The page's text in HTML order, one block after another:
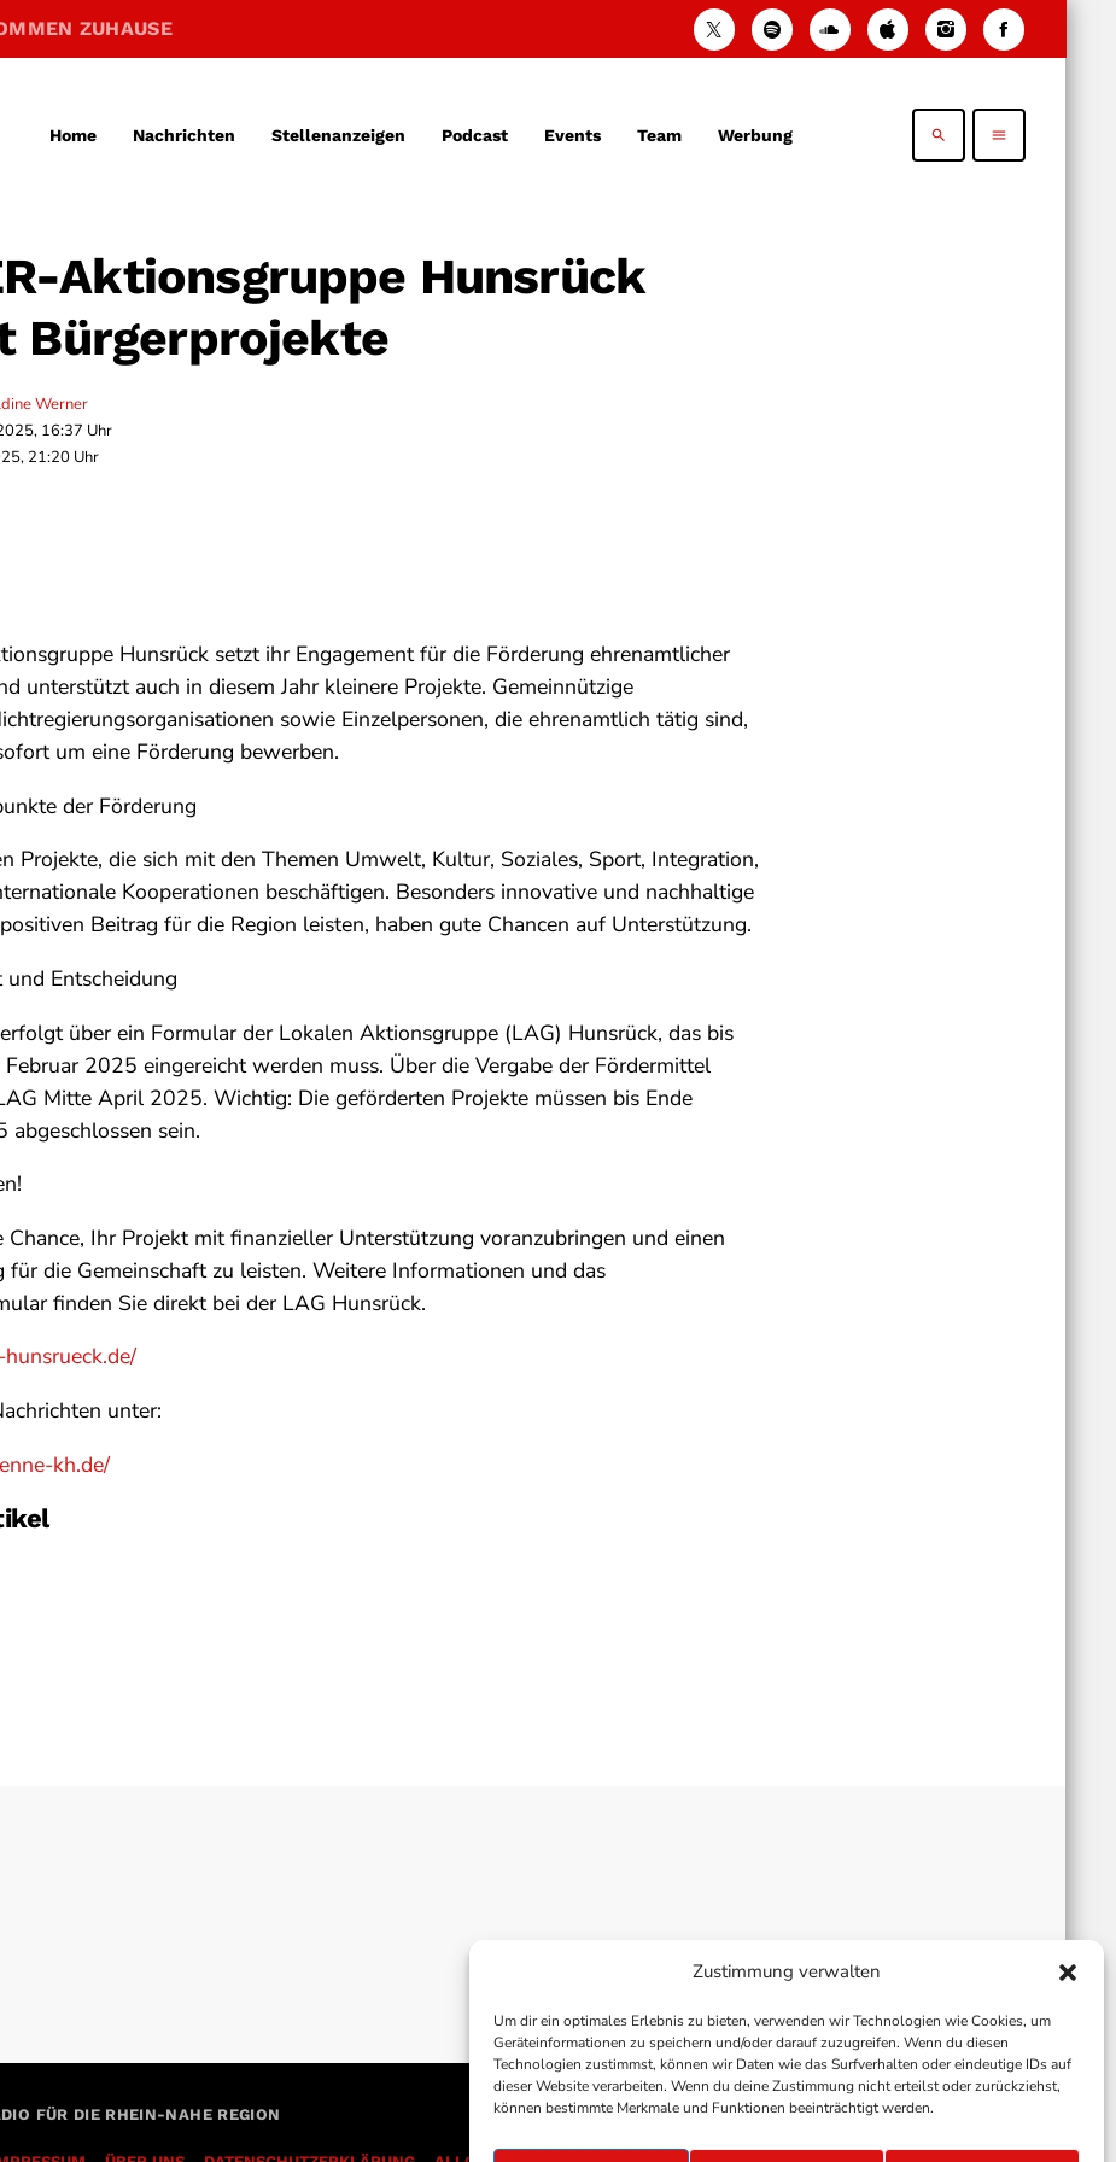
Zustimmung verwalten
Um dir ein optimales Erlebnis zu bieten, verwenden wir Technologien wie Cookies, um
Geräteinformationen zu speichern und/oder darauf zuzugreifen. Wenn du diesen
Technologien zustimmst, können wir Daten wie das Surfverhalten oder eindeutige IDs auf
dieser Website verarbeiten. Wenn du deine Zustimmung nicht erteilst oder zurückziehst,
können bestimmte Merkmale und Funktionen beeinträchtigt werden.
ZUHAUSE
Home Nachrichten Stellenanzeigen Podcast Events Team Werbung search menu
Aktionsgruppe Hunsrück
Bürgerprojekte
Werner
16:37 Uhr
21:20 Uhr
Hunsrück setzt ihr Engagement für die Förderung ehrenamtlicher
unterstützt auch in diesem Jahr kleinere Projekte. Gemeinnützige
sowie Einzelpersonen, die ehrenamtlich tätig sind,
um eine Förderung bewerben.
der Förderung
Projekte, die sich mit den Themen Umwelt, Kultur, Soziales, Sport, Integration,
Kooperationen beschäftigen. Besonders innovative und nachhaltige
Beitrag für die Region leisten, haben gute Chancen auf Unterstützung.
Entscheidung
über ein Formular der Lokalen Aktionsgruppe (LAG) Hunsrück, das bis
Februar 2025 eingereicht werden muss. Über die Vergabe der Fördermittel
Mitte April 2025. Wichtig: Die geförderten Projekte müssen bis Ende
abgeschlossen sein.
Chance, Ihr Projekt mit finanzieller Unterstützung voranzubringen und einen
für die Gemeinschaft zu leisten. Weitere Informationen und das
finden Sie direkt bei der LAG Hunsrück.
unter:
kh.de/
FÜR DIE RHEIN-NAHE REGION